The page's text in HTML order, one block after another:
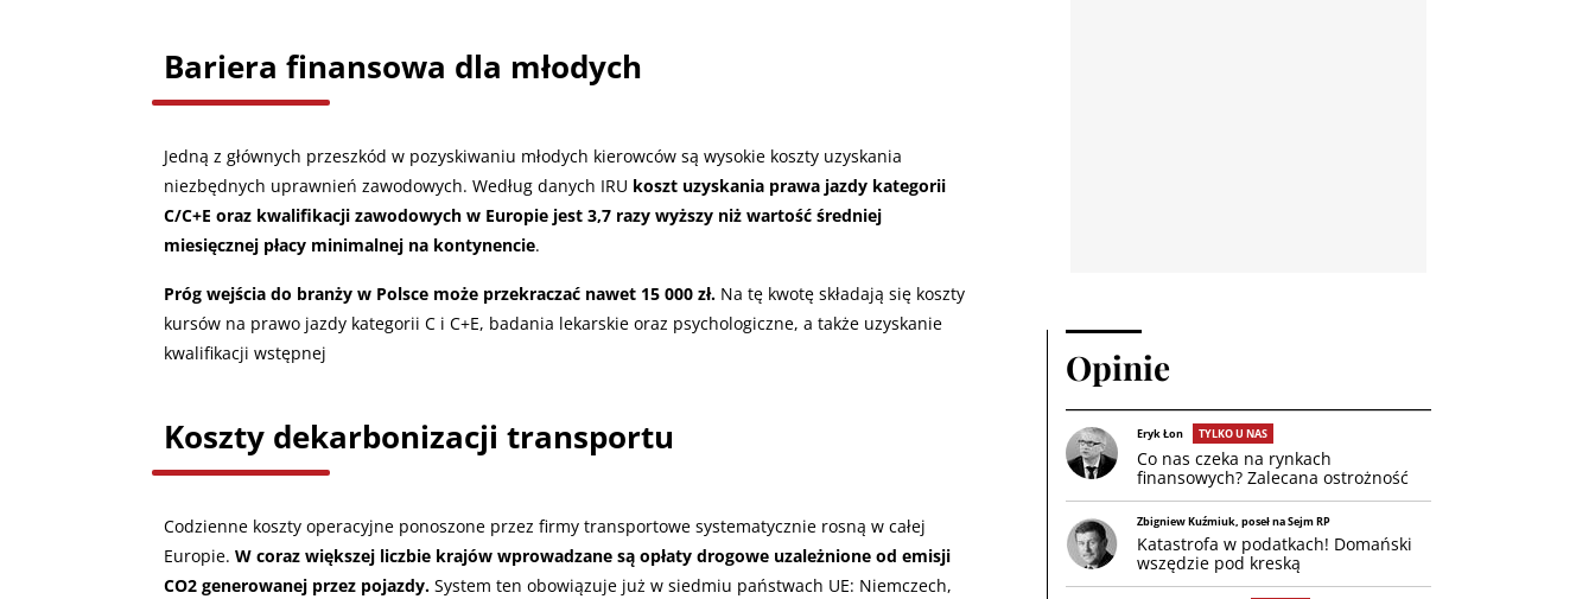
Bariera finansowa dla młodych
Jedną z głównych przeszkód w pozyskiwaniu młodych kierowców są wysokie koszty uzyskania
niezbędnych uprawnień zawodowych. Według danych IRU koszt uzyskania prawa jazdy kategorii
C/C+E oraz kwalifikacji zawodowych w Europie jest 3,7 razy wyższy niż wartość średniej
miesięcznej płacy minimalnej na kontynencie.
Próg wejścia do branży w Polsce może przekraczać nawet 15 000 zł. Na tę kwotę składają się koszty
kursów na prawo jazdy kategorii C i C+E, badania lekarskie oraz psychologiczne, a także uzyskanie
kwalifikacji wstępnej
Koszty dekarbonizacji transportu
Codzienne koszty operacyjne ponoszone przez firmy transportowe systematycznie rosną w całej
Europie. W coraz większej liczbie krajów wprowadzane są opłaty drogowe uzależnione od emisji
CO2 generowanej przez pojazdy. System ten obowiązuje już w siedmiu państwach UE: Niemczech,
Opinie
Eryk Łon TYLKO U NAS
Co nas czeka na rynkach
finansowych? Zalecana ostrożność
Zbigniew Kuźmiuk, poseł na Sejm RP
Katastrofa w podatkach! Domański
wszędzie pod kreską